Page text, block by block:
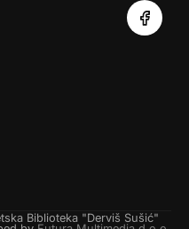
Biblioteka "Derviš Sušić"